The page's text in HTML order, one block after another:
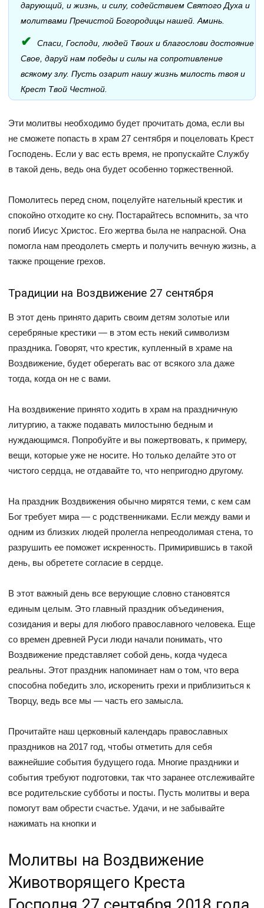
дарующий, и жизнь, и силу, содействием Святого Духа и
молитвами Пречистой Богородицы нашей. Аминь.
Спаси, Господи, людей Твоих и благослови достояние
Свое, даруй нам победы и силы на сопротивление
всякому злу. Пусть озарит нашу жизнь милость твоя и
Крест Твой Честной.
Эти молитвы необходимо будет прочитать дома, если вы
не сможете попасть в храм 27 сентября и поцеловать Крест
Господень. Если у вас есть время, не пропускайте Службу
в такой день, ведь она будет особенно торжественной.
Помолитесь перед сном, поцелуйте нательный крестик и
спокойно отходите ко сну. Постарайтесь вспомнить, за что
погиб Иисус Христос. Его жертва была не напрасной. Она
помогла нам преодолеть смерть и получить вечную жизнь, а
также прощение грехов.
Традиции на Воздвижение 27 сентября
В этот день принято дарить своим детям золотые или
серебряные крестики — в этом есть некий символизм
праздника. Говорят, что крестик, купленный в храме на
Воздвижение, будет оберегать вас от всякого зла даже
тогда, когда он не с вами.
На воздвижение принято ходить в храм на праздничную
литургию, а также подавать милостыню бедным и
нуждающимся. Попробуйте и вы пожертвовать, к примеру,
вещи, которые уже не носите. Но только делайте это от
чистого сердца, не отдавайте то, что непригодно другому.
На праздник Воздвижения обычно мирятся теми, с кем сам
Бог требует мира — с родственниками. Если между вами и
одним из близких людей пролегла непреодолимая стена, то
разрушить ее поможет искренность. Примирившись в такой
день, вы обретете согласие в сердце.
В этот важный день все верующие словно становятся
единым целым. Это главный праздник объединения,
созидания и веры для любого православного человека. Еще
со времен древней Руси люди начали понимать, что
Воздвижение представляет собой день, когда чудеса
реальны. Этот праздник напоминает нам о том, что вера
способна победить зло, искоренить грехи и приблизиться к
Творцу, ведь все мы — часть его замысла.
Прочитайте наш церковный календарь православных
праздников на 2017 год, чтобы отметить для себя
важнейшие события будущего года. Многие праздники и
события требуют подготовки, так что заранее отслеживайте
все родительские субботы и посты. Пусть молитвы и вера
помогут вам обрести счастье. Удачи, и не забывайте
нажимать на кнопки и
Молитвы на Воздвижение
Животворящего Креста